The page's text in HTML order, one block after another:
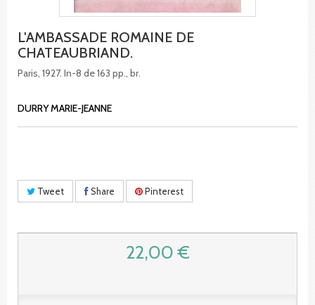
L'AMBASSADE ROMAINE DE
CHATEAUBRIAND.
Paris, 1927. In-8 de 163 pp., br.
DURRY MARIE-JEANNE
Tweet Share Pinterest
22,00 €